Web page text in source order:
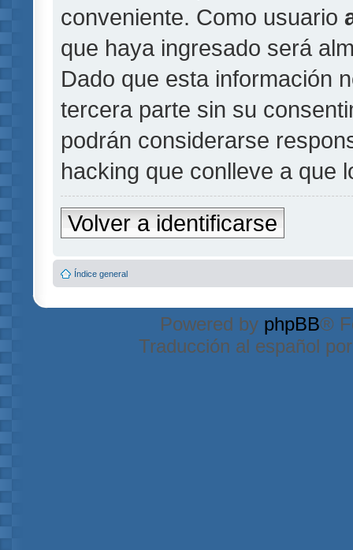
conveniente. Como usuario
que haya ingresado será
Dado que esta información
tercera parte sin su
podrán considerarse
hacking que conlleve a que
Volver a identificarse
Índice general
Powered by phpBB®
Traducción al español